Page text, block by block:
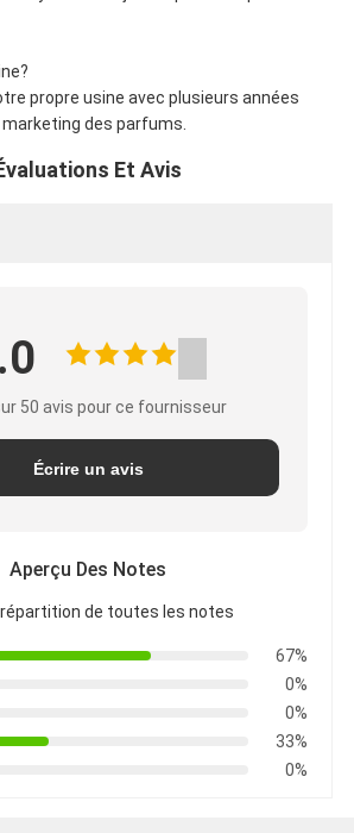
propre usine avec plusieurs années
des parfums.
Et Avis
50 avis pour ce fournisseur
Écrire un avis
Aperçu Des Notes
de toutes les notes
67%
0%
0%
33%
0%